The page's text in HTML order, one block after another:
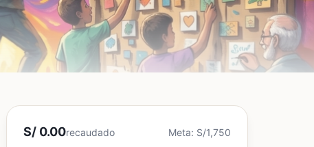
S/ 0.00recaudado Meta: S/1,750